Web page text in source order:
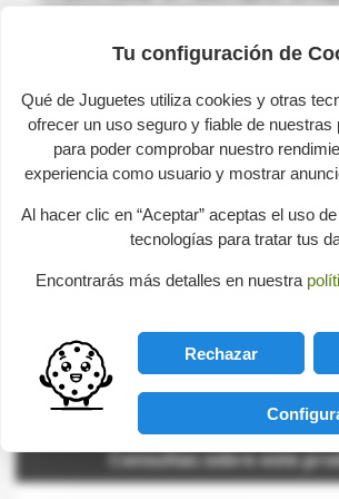
-Juegos de ciencia
niños
GPSR. Reglamento sobre
los productos
País del representante:
España
Dirección:
Calle de la
Terrassa
Email:
Consultas sobre este
Tu configuración de
Qué de Juguetes utiliza cookies y otras
ofrecer un uso seguro y fiable de
para poder comprobar nuestro
experiencia como usuario y mostrar
Al hacer clic en “Aceptar” aceptas el uso
tecnologías para tratar tus
Encontrarás más detalles en nuestra
Rechazar